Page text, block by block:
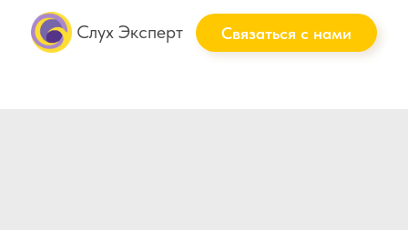
Связаться с нами
Слух Эксперт